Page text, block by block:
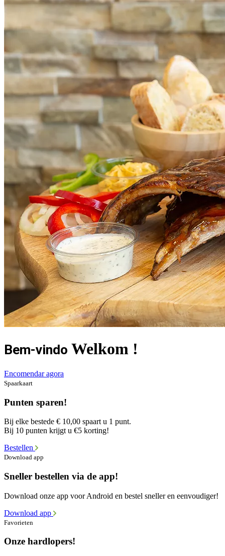
Bem-vindo Welkom !
Encomendar agora
Spaarkaart
Punten sparen!
Bij elke bestede € 10,00 spaart u 1 punt.
Bij 10 punten krijgt u €5 korting!
Bestellen
Download app
Sneller bestellen via de app!
Download onze app voor Android en bestel sneller en eenvoudiger!
Download app
Favorieten
Onze hardlopers!